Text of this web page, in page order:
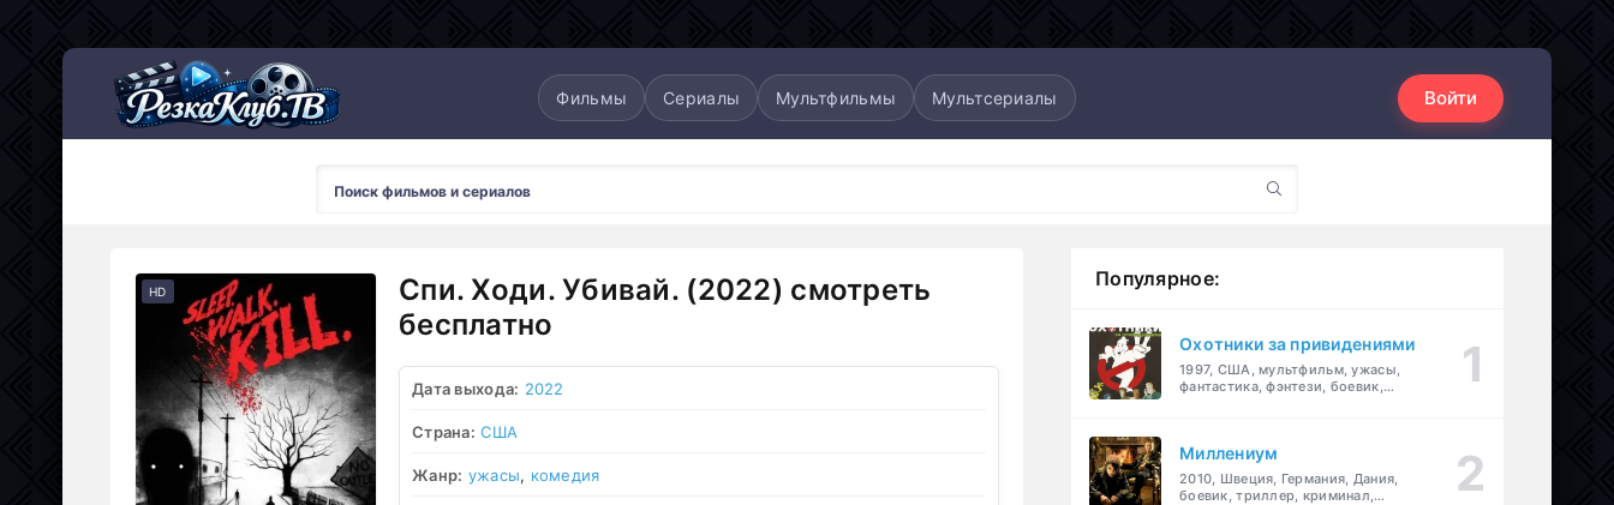
Фильмы Сериалы Мультфильмы Мультсериалы Войти
HD
Спи. Ходи. Убивай. (2022) смотреть
бесплатно
Дата выхода: 2022
Страна: США
Жанр: ужасы, комедия
Популярное:
Охотники за привидениями
1997, США, мультфильм, ужасы,
фантастика, фэнтези, боевик,
Миллениум
2010, Швеция, Германия, Дания,
боевик, триллер, криминал,
Мультсериалы